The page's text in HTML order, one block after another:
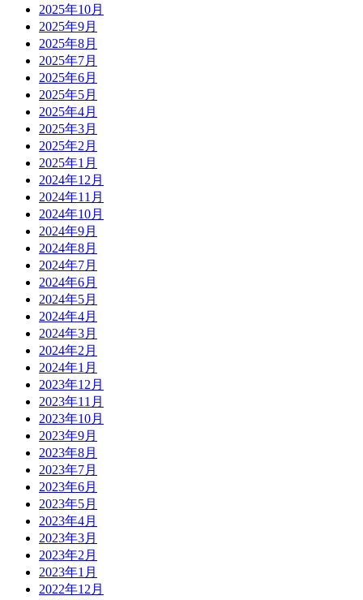
2025年10月
2025年9月
2025年8月
2025年7月
2025年6月
2025年5月
2025年4月
2025年3月
2025年2月
2025年1月
2024年12月
2024年11月
2024年10月
2024年9月
2024年8月
2024年7月
2024年6月
2024年5月
2024年4月
2024年3月
2024年2月
2024年1月
2023年12月
2023年11月
2023年10月
2023年9月
2023年8月
2023年7月
2023年6月
2023年5月
2023年4月
2023年3月
2023年2月
2023年1月
2022年12月